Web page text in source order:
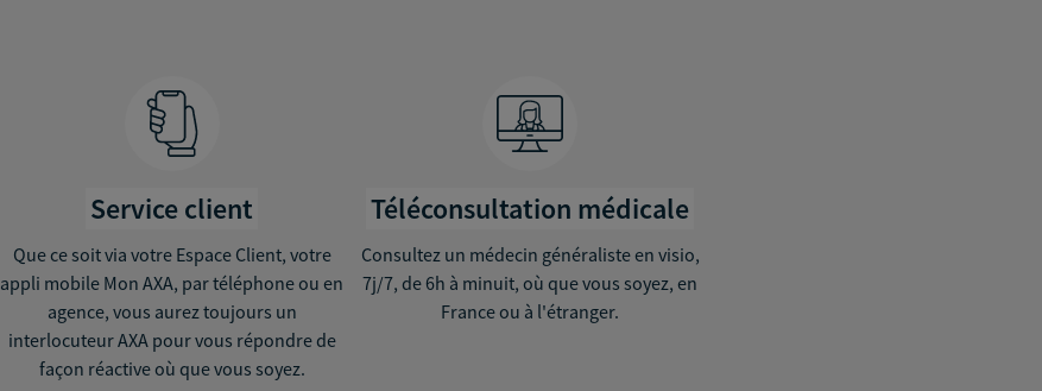
Service client
Que ce soit via votre Espace Client, votre
appli mobile Mon AXA, par téléphone ou en
agence, vous aurez toujours un
interlocuteur AXA pour vous répondre de
façon réactive où que vous soyez.
Téléconsultation médicale
Consultez un médecin généraliste en visio,
7j/7, de 6h à minuit, où que vous soyez, en
France ou à l'étranger.